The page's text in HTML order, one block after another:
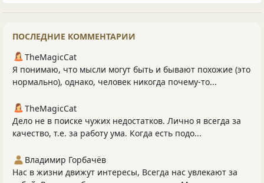
ПОСЛЕДНИЕ КОММЕНТАРИИ
TheMagicCat
Я понимаю, что мысли могут быть и бывают похожие (это
нормально), однако, человек никогда почему-то...
TheMagicCat
Дело не в поиске чужих недостатков. Лично я всегда за
качество, т.е. за работу ума. Когда есть подо...
Владимир Горбачёв
Нас в жизни движут интересы, Всегда нас увлекают за